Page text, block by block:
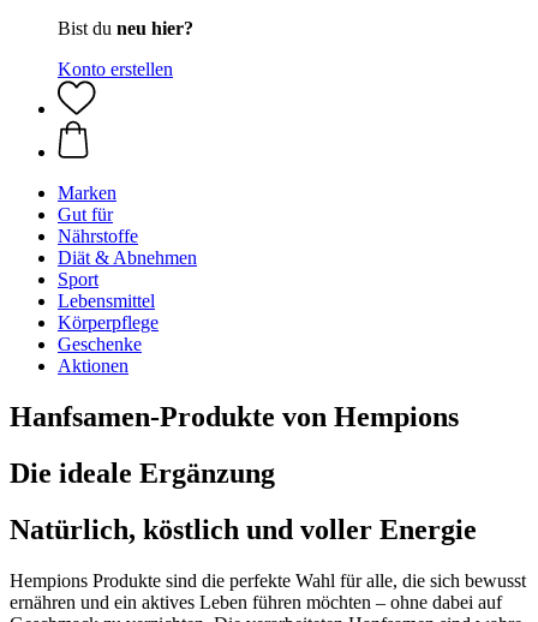
Bist du neu hier?
Konto erstellen
Marken
Gut für
Nährstoffe
Diät & Abnehmen
Sport
Lebensmittel
Körperpflege
Geschenke
Aktionen
Hanfsamen-Produkte von Hempions
Die ideale Ergänzung
Natürlich, köstlich und voller Energie
Hempions Produkte sind die perfekte Wahl für alle, die sich bewusst
ernähren und ein aktives Leben führen möchten – ohne dabei auf